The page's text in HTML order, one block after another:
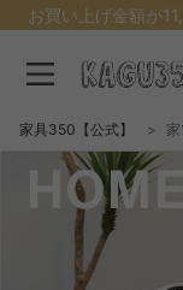
お買い上げ金額が
家具350【公式】